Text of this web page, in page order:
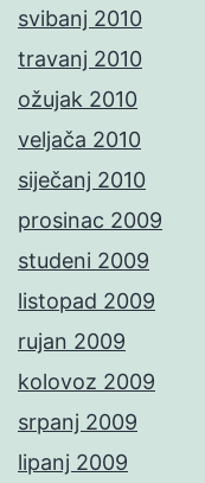
svibanj 2010
travanj 2010
ožujak 2010
veljača 2010
siječanj 2010
prosinac 2009
studeni 2009
listopad 2009
rujan 2009
kolovoz 2009
srpanj 2009
lipanj 2009